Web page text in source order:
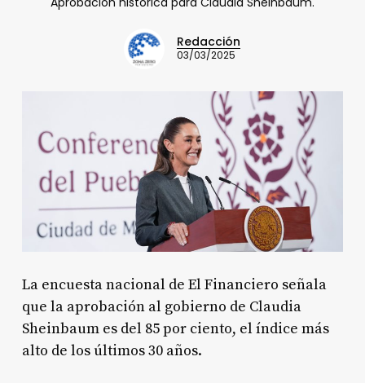
Redacción
03/03/2025
La encuesta nacional de El Financiero señala
que la aprobación al gobierno de Claudia
Sheinbaum es del 85 por ciento, el índice más
alto de los últimos 30 años.